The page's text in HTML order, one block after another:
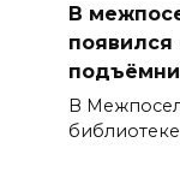
В
появился
В